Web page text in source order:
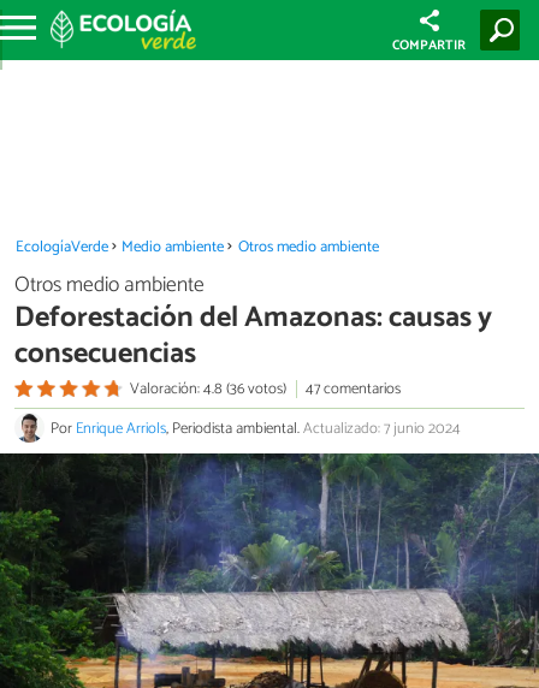
COMPARTIR
EcologíaVerde Medio ambiente Otros medio ambiente
Otros medio ambiente
Deforestación del Amazonas: causas y
consecuencias
Valoración: 4.8 (36 votos)
47 comentarios
PorEnrique Arriols, Periodista ambiental.Actualizado: 7 junio 2024